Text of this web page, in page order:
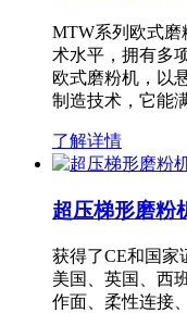
MTW系列欧式磨
术水平，拥有多
欧式磨粉机，以
制造技术，它能
了解详情
超压梯形磨粉
获得了CE和国家
美国、英国、西
作面、柔性连接